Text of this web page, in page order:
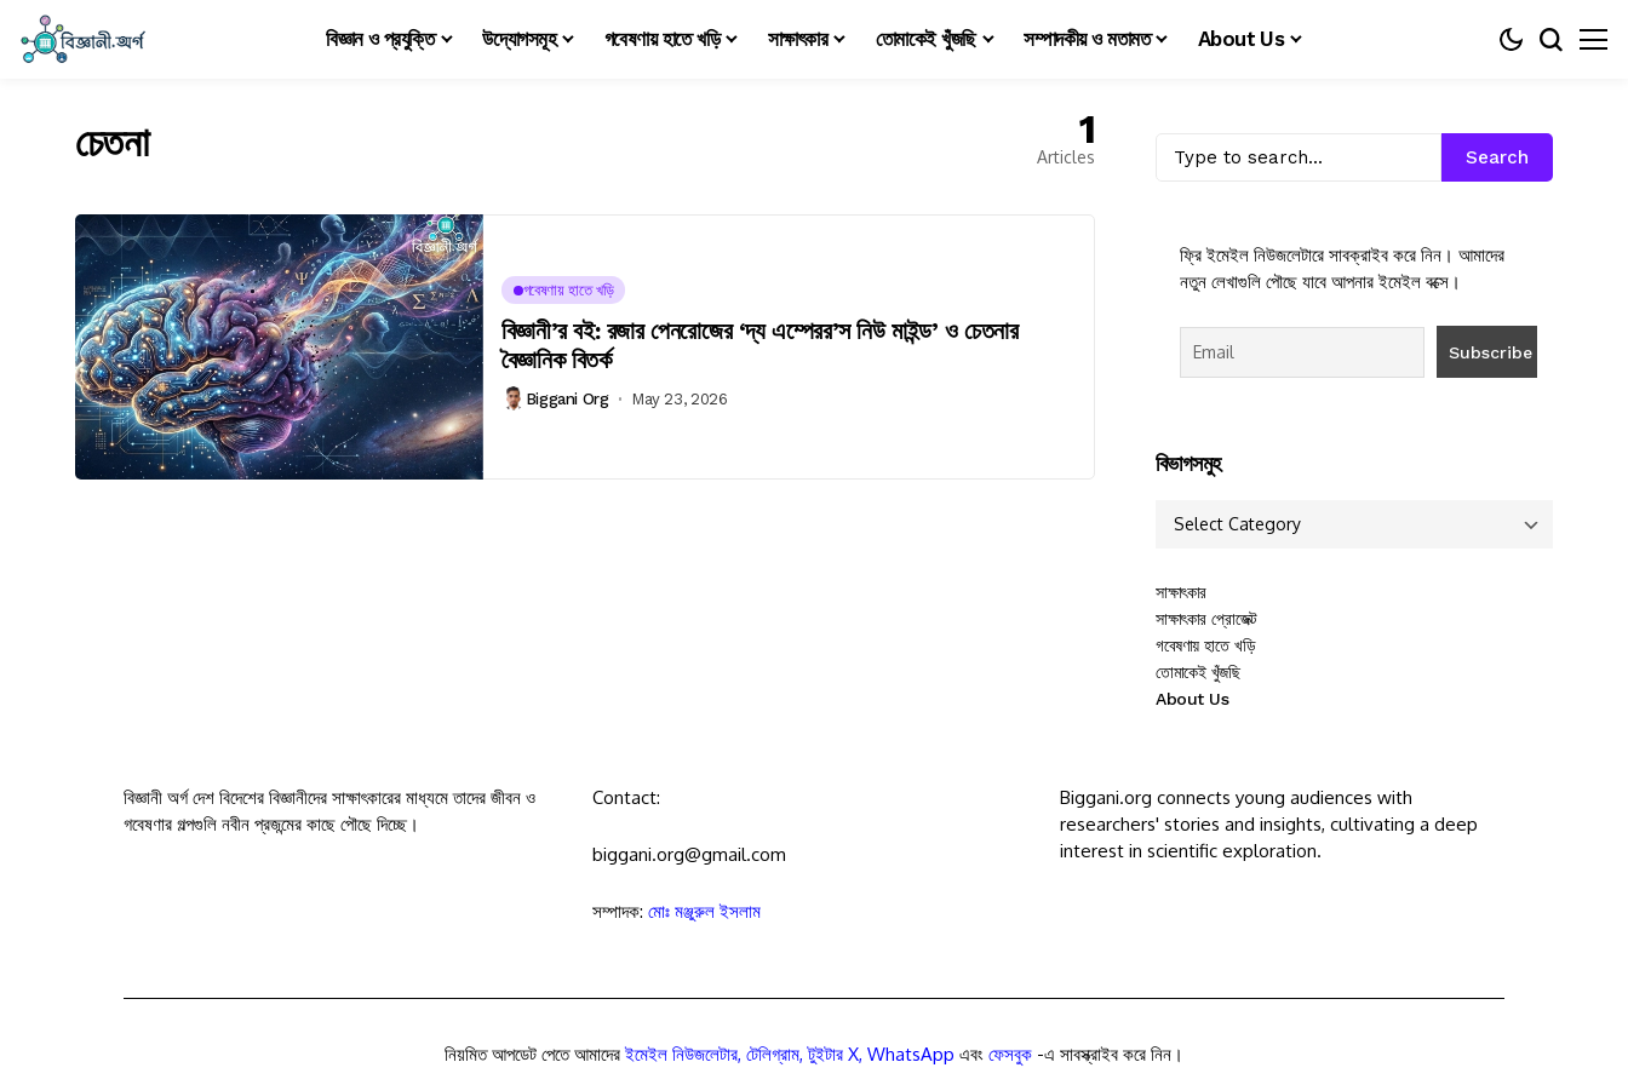
বিজ্ঞান ও প্রযুক্তি উদ্যোগসমূহ গবেষণায় হাতে খড়ি সাক্ষাৎকার তোমাকেই খুঁজছি সম্পাদকীয় ও মতামত About Us
চেতনা 1
Articles
গবেষণায় হাতে খড়ি
বিজ্ঞানী’র বই: রজার পেনরোজের ‘দ্য এম্পেরর’স নিউ মাইন্ড’ ও চেতনার
বৈজ্ঞানিক বিতর্ক
Biggani Org May 23, 2026
Search
ফ্রি ইমেইল নিউজলেটারে সাবক্রাইব করে নিন। আমাদের
নতুন লেখাগুলি পৌছে যাবে আপনার ইমেইল বক্সে।
বিভাগসমুহ
সাক্ষাৎকার
সাক্ষাৎকার প্রোজেক্ট
গবেষণায় হাতে খড়ি
তোমাকেই খুঁজছি
About Us
বিজ্ঞানী অর্গ দেশ বিদেশের বিজ্ঞানীদের সাক্ষাৎকারের মাধ্যমে তাদের জীবন ও
গবেষণার গল্পগুলি নবীন প্রজন্মের কাছে পৌছে দিচ্ছে।
Contact:
biggani.org@gmail.com
সম্পাদক: মোঃ মঞ্জুরুল ইসলাম
Biggani.org connects young audiences with
researchers' stories and insights, cultivating a deep
interest in scientific exploration.
নিয়মিত আপডেট পেতে আমাদেরইমেইল নিউজলেটার, টেলিগ্রাম,টুইটার X, WhatsApp এবং ফেসবুক -এ সাবস্ক্রাইব করে নিন।